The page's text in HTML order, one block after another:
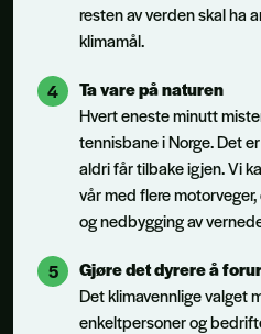
resten av verden skal ha
klimamål.
Ta vare på naturen
Hvert eneste minutt
tennisbane i Norge. Det
aldri får tilbake igjen. Vi
vår med flere
og nedbygging av
Gjøre det dyrere å
Det klimavennlige valget
enkeltpersoner og